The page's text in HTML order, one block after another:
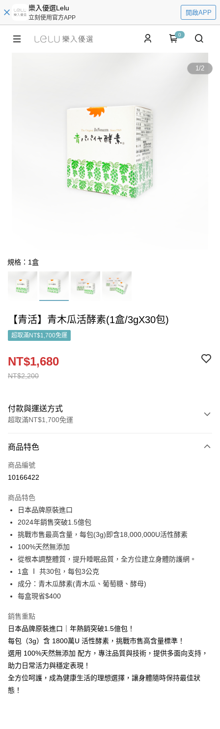
樂入優選Lelu
立刻使用官方APP
開啟APP
0
1/2
規格：1盒
【青活】青木瓜活酵素(1盒/3gX30包)
超取滿NT$1,700免運
NT$2,200
NT$1,680
付款與運送方式
超取滿NT$1,700免運
信用卡一次付款
LINE Pay
街口支付
悠遊付
Google Pay
全盈+PAY
大哥付你分期
相關說明
1.本服務由台灣大哥大提供，台灣大哥大用戶可立即使用無須另外申請。
2.付款方式選擇「大哥付你分期」，訂單成立後會自動跳轉到大哥付的交易
流程，驗證手機門號後，選擇欲分期的期數、繳款截止日，確認付款後即完
成交易。
4.訂單成立30分鐘內，如未前往確認交易或遇審核未通過，訂單將自動取
消。如遇「轉專審核」未通過狀況，表示未達大哥付你分期系統評分，恕無
法說明評估內容。
【繳款方式說明】
1.分期款項不併入電信帳單，「大哥付你分期」於每月結算日後寄送繳費提
付款後全家取貨
每筆NT$90，滿NT$1,700(含以上)免運費
付款後萊爾富取貨
每筆NT$90，滿NT$2,000(含以上)免運費
商品特色
商品編號
10166422
商品特色
日本品牌原裝進口
2024年銷售突破1.5億包
挑戰市售最高含量，每包(3g)即含18,000,000U活性酵素
100%天然無添加
從根本調整體質，提升睡眠品質，全方位建立身體防護網。
1盒 Ⅰ 共30包，每包3公克
成分：青木瓜酵素(青木瓜、葡萄糖、酵母)
每盒現省$400
銷售重點
日本品牌原裝進口｜年熱銷突破1.5億包！
每包（3g）含 1800萬U 活性酵素，挑戰市售高含量標準！
選用 100%天然無添加 配方，專注品質與技術，提供多面向支持，
助力日常活力與穩定表現！
全方位呵護，成為健康生活的理想選擇，讓身體隨時保持最佳狀
態！